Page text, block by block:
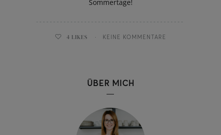
Sommertage!
4 LIKES KEINE KOMMENTARE
ÜBER MICH